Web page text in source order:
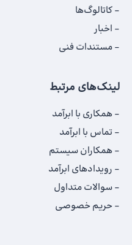
کاتالوگ‌‌ها
اخبار
مستندات فنی
لینک‌های مرتبط
همکاری با ابرآمد
تماس با ابرآمد
همکاران سیستم
رویدادهای ابرآمد
سوالات متداول
حریم خصوصی